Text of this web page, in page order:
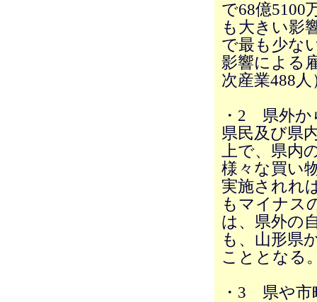
で68億5100
も大きい影
で最も少な
影響による
次産業488
・2 県外か
県民及び県
上で、県内
様々な買い
実施されれ
もマイナス
は、県外の
も、山形県
こととなる
・3 県や市